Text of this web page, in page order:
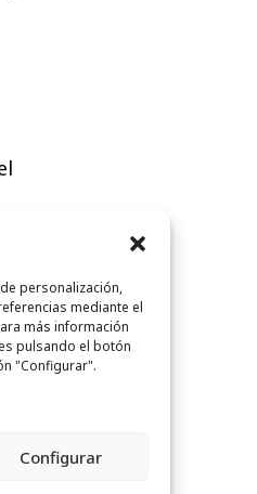
personalización,
mediante el
más información
pulsando el botón
"Configurar".
Configurar